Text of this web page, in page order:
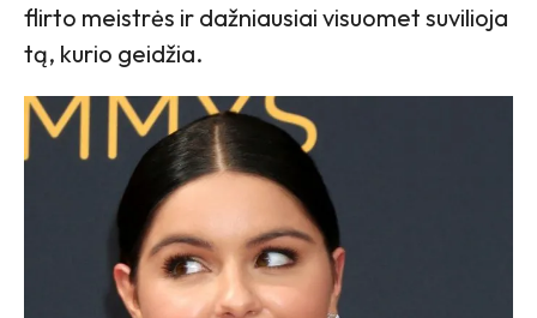
flirto meistrės ir dažniausiai visuomet suvilioja
tą, kurio geidžia.